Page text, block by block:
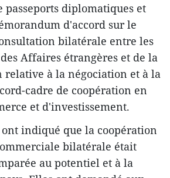
passeports diplomatiques et
d'accord sur le
bilatérale entre les
Affaires étrangères et de la
à la négociation et à la
cadre de coopération en
et d'investissement.
indiqué que la coopération
bilatérale était
au potentiel et à la